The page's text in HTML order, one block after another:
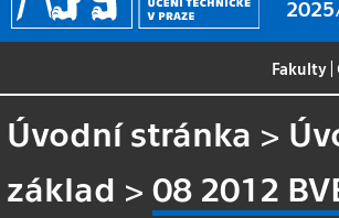
Fakulty |
Úvodní stránka >
základ >08 2012